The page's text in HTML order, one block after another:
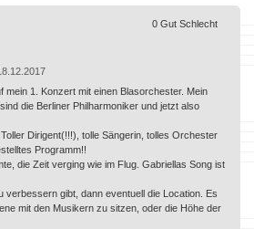
mein 1. Konzert mit einen Blasorchester. Mein
die Berliner Philharmoniker und jetzt also
Dirigent(!!!), tolle Sängerin, tolles Orchester
Programm!!
die Zeit verging wie im Flug. Gabriellas Song ist
verbessern gibt, dann eventuell die Location. Es
mit den Musikern zu sitzen, oder die Höhe der
0 Gut Schlecht